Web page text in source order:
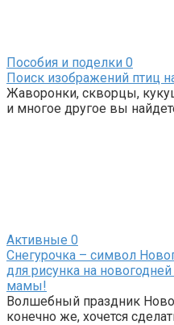
Пособия и поделки 0
Поиск изображений птиц
Жаворонки, скворцы,
и многое другое вы
Активные 0
Снегурочка – символ
для рисунка на
мамы!
Волшебный праздник
конечно же, хочется